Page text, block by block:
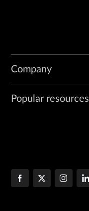
Company
Popular resources